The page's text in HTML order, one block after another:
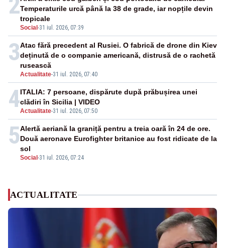
Social -31 iul. 2026, 07:39
Temperaturile urcă până la 38 de grade, iar nopțile devin
tropicale
3
Actualitate-31 iul. 2026, 07:40
Atac fără precedent al Rusiei. O fabrică de drone din Kiev
deținută de o companie americană, distrusă de o rachetă
rusească
4Actualitate-31 iul. 2026, 07:50
ITALIA: 7 persoane, dispărute după prăbușirea unei
clădiri în Sicilia | VIDEO
5
Social -31 iul. 2026, 07:24
Alertă aeriană la graniță pentru a treia oară în 24 de ore.
Două aeronave Eurofighter britanice au fost ridicate de la
sol
ACTUALITATE